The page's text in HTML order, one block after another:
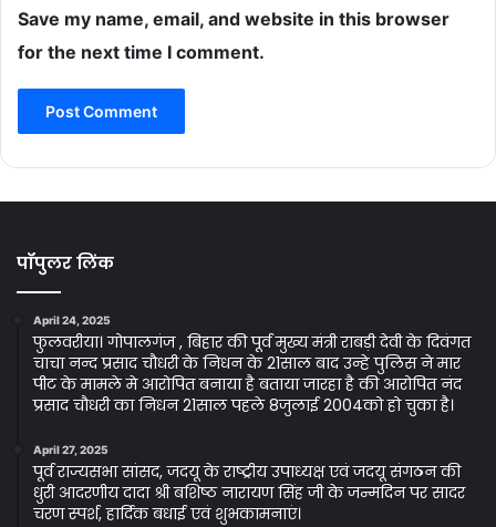
Save my name, email, and website in this browser
for the next time I comment.
पॉपुलर लिंक
April 24, 2025
फुलवरीया। गोपालगंज , बिहार की पूर्व मुख्य मंत्री राबड़ी देवी के दिवंगत
चाचा नन्द प्रसाद चौधरी के निधन के 21साल बाद उन्हे पुलिस ने मार
पीट के मामले मे आरोपित बनाया है बताया जारहा है की आरोपित नंद
प्रसाद चौधरी का निधन 21साल पहले 8जुलाई 2004को हो चुका है।
April 27, 2025
पूर्व राज्यसभा सांसद, जदयू के राष्ट्रीय उपाध्यक्ष एवं जदयू संगठन की
धुरी आदरणीय दादा श्री बशिष्ठ नारायण सिंह जी के जन्मदिन पर सादर
चरण स्पर्श, हार्दिक बधाई एवं शुभकामनाएं।